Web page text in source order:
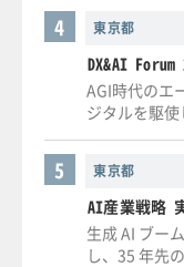
東京都
4
DX&AI
AGI時代のエ
ジタルを駆
東京都
5
AI産業戦略
生成 AI ブー
し、35 年先